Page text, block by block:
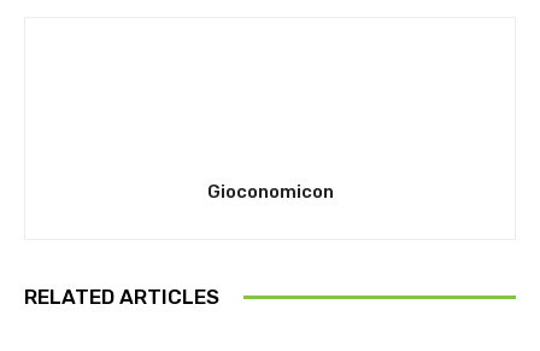
Gioconomicon
RELATED ARTICLES